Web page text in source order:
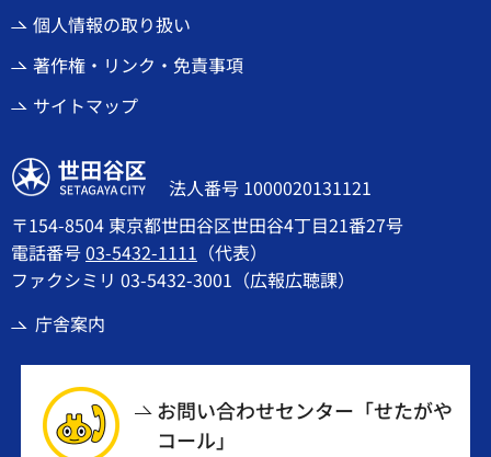
個人情報の取り扱い
著作権・リンク・免責事項
サイトマップ
世田谷区
法人番号 1000020131121
〒154-8504 東京都世田谷区世田谷4丁目21番27号
電話番号03-5432-1111 （代表）
ファクシミリ 03-5432-3001（広報広聴課）
庁舎案内
お問い合わせセンター「せたがや
コール」